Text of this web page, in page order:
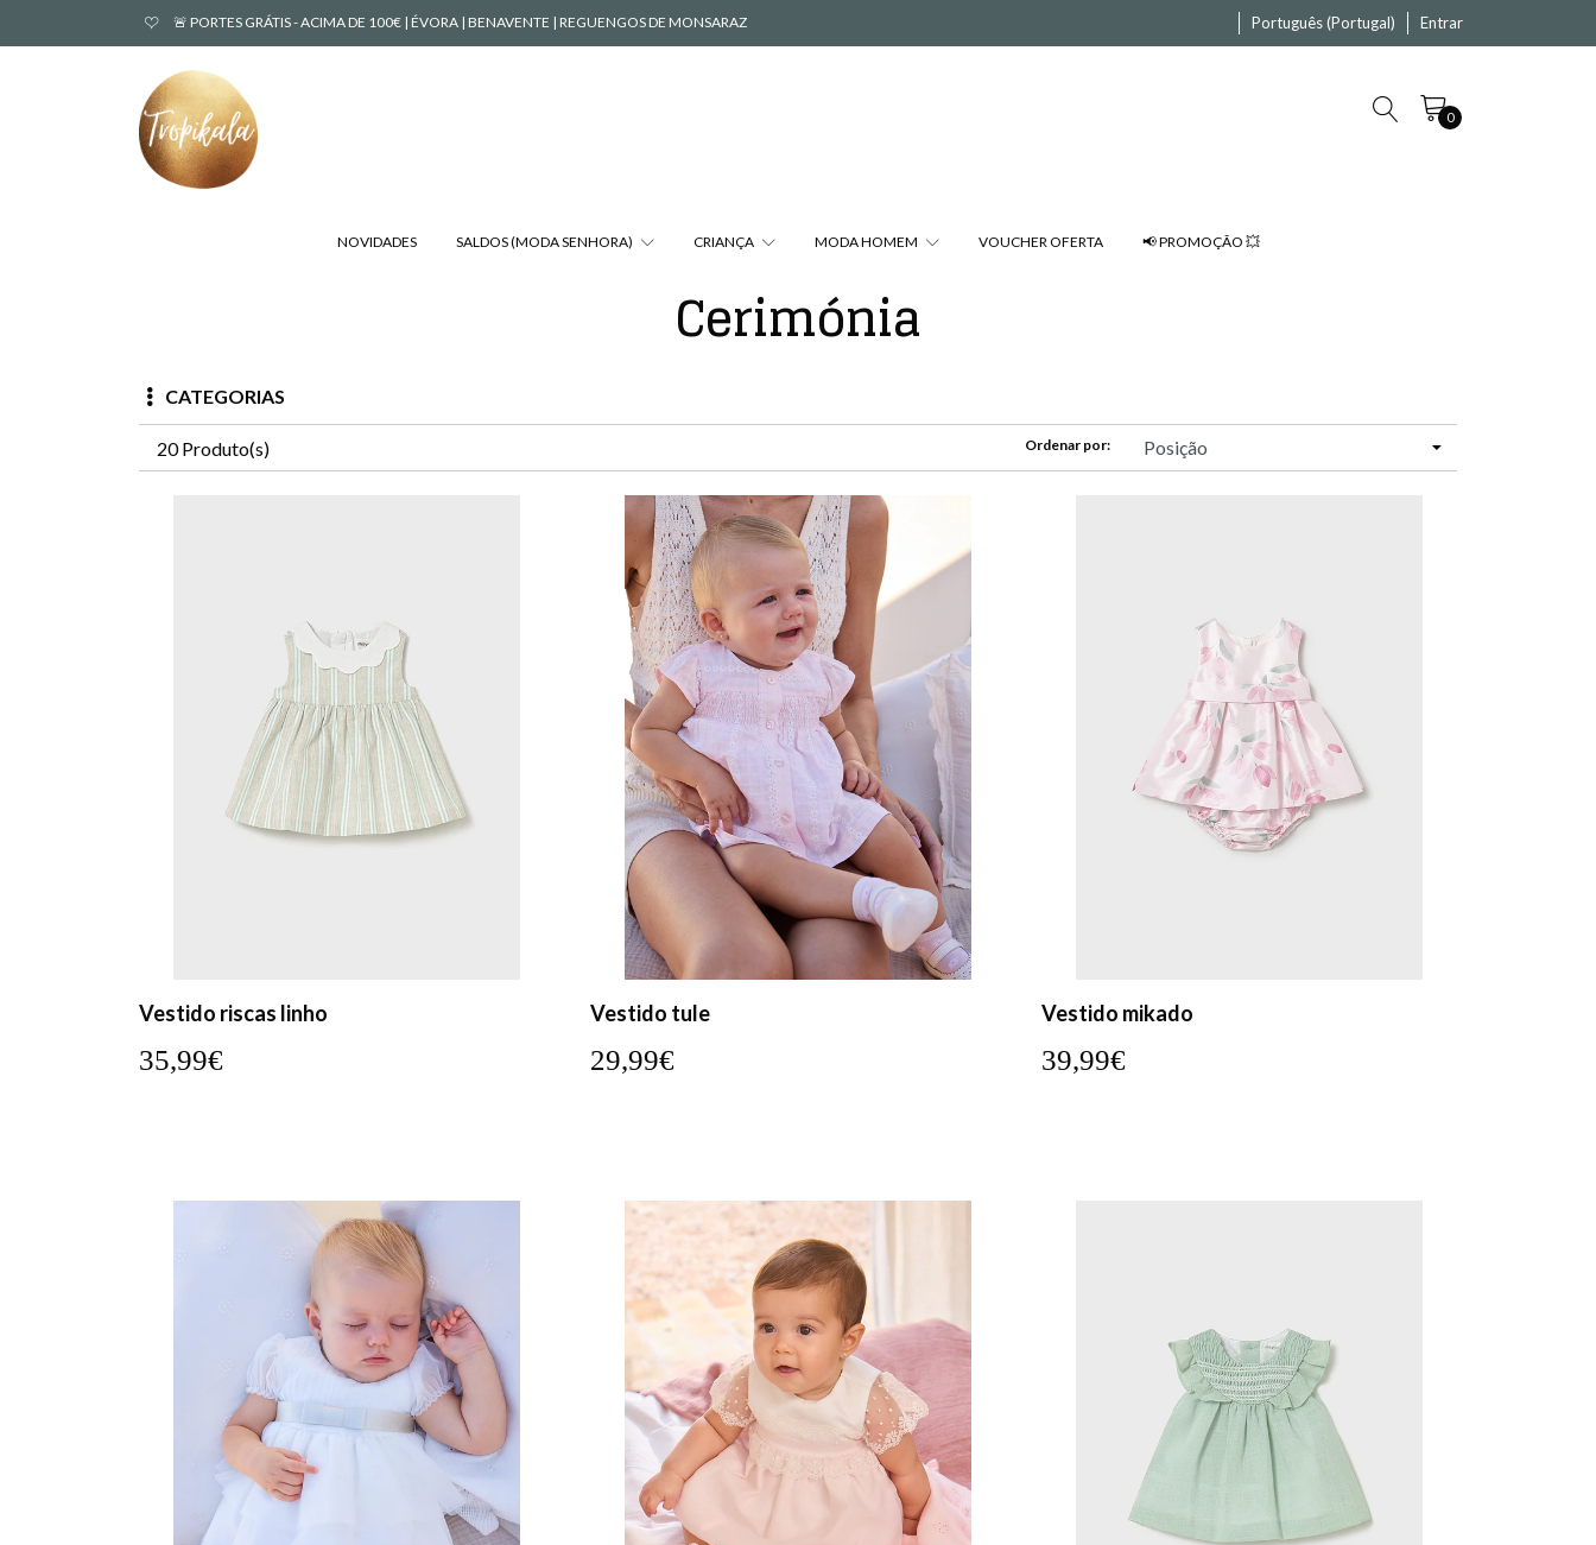
🚨 PORTES GRÁTIS - ACIMA DE 100€ | ÉVORA | BENAVENTE | REGUENGOS DE MONSARAZ Português (Portugal) Entrar
0
NOVIDADES SALDOS (MODA SENHORA) CRIANÇA MODA HOMEM VOUCHER OFERTA 📢 PROMOÇÃO 💥
Cerimónia
CATEGORIAS
20 Produto(s) Ordenar por:
Vestido riscas linho
35,99€
Vestido tule
29,99€
Vestido mikado
39,99€